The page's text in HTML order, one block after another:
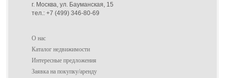
г. Москва, ул. Бауманская, 15
тел.: +7 (499) 346-80-69
О нас
Каталог недвижимости
Интересные предложения
Заявка на покупку/аренду